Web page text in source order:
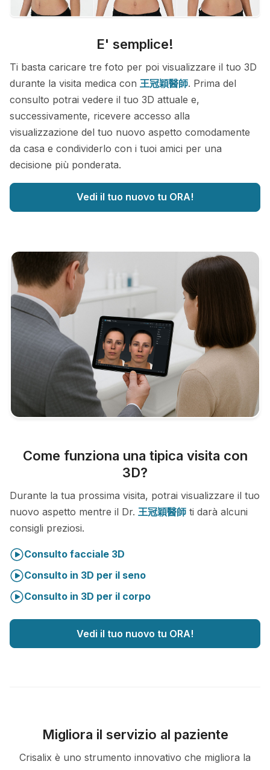
E' semplice!
Ti basta caricare tre foto per poi visualizzare il tuo 3D
durante la visita medica con 王冠穎醫師. Prima del
consulto potrai vedere il tuo 3D attuale e,
successivamente, ricevere accesso alla
visualizzazione del tuo nuovo aspetto comodamente
da casa e condividerlo con i tuoi amici per una
decisione più ponderata.
Vedi il tuo nuovo tu ORA!
Come funziona una tipica visita con
3D?
Durante la tua prossima visita, potrai visualizzare il tuo
nuovo aspetto mentre il Dr. 王冠穎醫師 ti darà alcuni
consigli preziosi.
Consulto facciale 3D
Consulto in 3D per il seno
Consulto in 3D per il corpo
Vedi il tuo nuovo tu ORA!
Migliora il servizio al paziente
Crisalix è uno strumento innovativo che migliora la